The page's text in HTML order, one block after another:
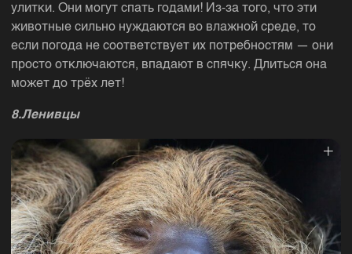
улитки. Они могут спать годами! Из-за того, что эти
животные сильно нуждаются во влажной среде, то
если погода не соответствует их потребностям — они
просто отключаются, впадают в спячку. Длиться она
может до трёх лет!
8.Ленивцы